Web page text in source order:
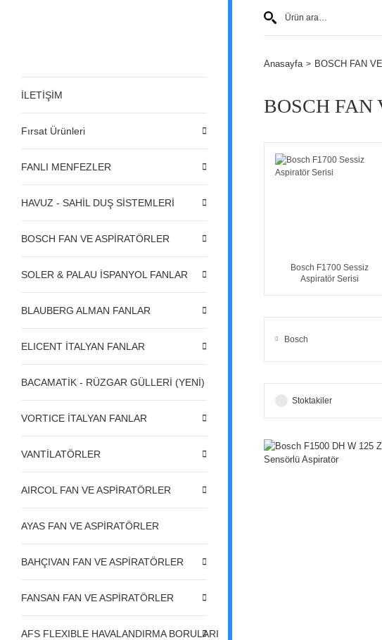
İLETİŞİM
Fırsat Ürünleri
FANLI MENFEZLER
HAVUZ - SAHİL DUŞ SİSTEMLERİ
BOSCH FAN VE ASPİRATÖRLER
SOLER & PALAU İSPANYOL FANLAR
BLAUBERG ALMAN FANLAR
ELICENT İTALYAN FANLAR
BACAMATİK - RÜZGAR GÜLLERİ (YENİ)
VORTICE İTALYAN FANLAR
VANTİLATÖRLER
AIRCOL FAN VE ASPİRATÖRLER
AYAS FAN VE ASPİRATÖRLER
BAHÇIVAN FAN VE ASPİRATÖRLER
FANSAN FAN VE ASPİRATÖRLER
AFS FLEXIBLE HAVALANDIRMA BORULARI
Anasayfa BOSCH FAN
BOSCH FAN
Bosch F1700 Sessiz
Aspiratör Serisi
Bosch
Stoktakiler